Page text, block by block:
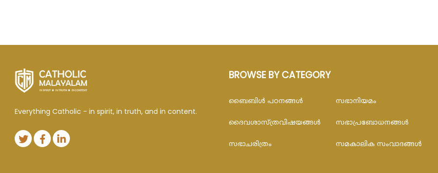
Everything Catholic - in spirit, in truth, and in content.
BROWSE BY CATEGORY
ബൈബിള്‍ പഠനങ്ങള്‍
ദൈവശാസ്ത്രവിഷയങ്ങള്‍
സഭാചരിത്രം
സഭാനിയമം
സഭാപ്രബോധനങ്ങള്‍
സമകാലിക സംവാദങ്ങൾ